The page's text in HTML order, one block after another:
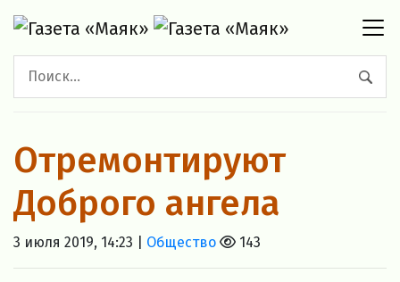
Отремонтируют
Доброго ангела
3 июля 2019, 14:23 | Общество 143